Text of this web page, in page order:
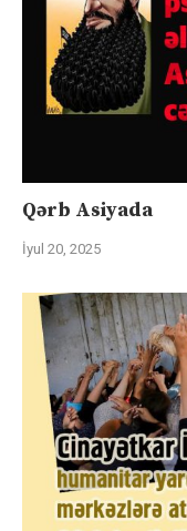
Qərb Asiyada
İyul 20, 2025